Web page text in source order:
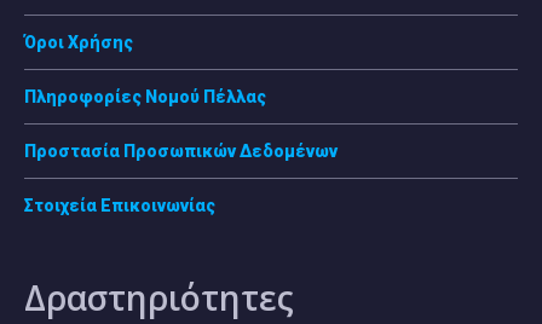
Όροι Χρήσης
Πληροφορίες Νομού Πέλλας
Προστασία Προσωπικών Δεδομένων
Στοιχεία Επικοινωνίας
Δραστηριότητες